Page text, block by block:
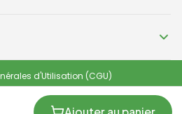
d'Utilisation (CGU)
Politique de CookiesMentions légales
personnelles et RGPD